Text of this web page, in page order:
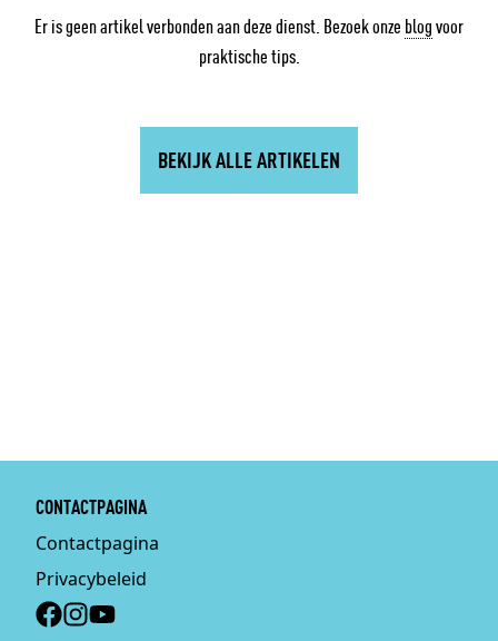
Er is geen artikel verbonden aan deze dienst. Bezoek onze blog voor
praktische tips.
BEKIJK ALLE ARTIKELEN
CONTACTPAGINA
Contactpagina
Privacybeleid
Social